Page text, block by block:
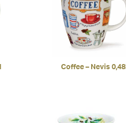
Coffee – Nevis 0,48l